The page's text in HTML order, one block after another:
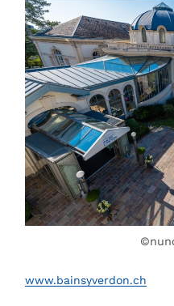
www.bainsyverdon.ch